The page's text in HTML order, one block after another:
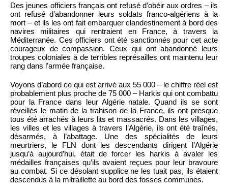
Des jeunes officiers français ont refusé d’obéir aux ordres – ils
ont refusé d’abandonner leurs soldats franco-algériens à la
mort – et ils les ont fait embarquer clandestinement à bord des
navires militaires qui rentraient en France, à travers la
Méditerranée. Ces officiers ont été sanctionnés pour cet acte
courageux de compassion. Ceux qui ont abandonné leurs
troupes coloniales à de terribles représailles ont maintenu leur
rang dans l’armée française.
Voyons d’abord ce qui est arrivé aux 55 000 – le chiffre réel est
probablement plus proche de 75 000 – Harkis qui ont combattu
pour la France dans leur Algérie natale. Quand ils se sont
réveillés le matin de la trahison de la France, ils ont presque
tous été arrachés à leurs lits et massacrés. Dans les villages,
les villes et les villages à travers l’Algérie, ils ont été traînés,
désarmés, à l’abattage. Une des spécialités de leurs
meurtriers, le FLN dont les descendants dirigent l’Algérie
jusqu’à aujourd’hui, était de forcer les harkis à avaler les
médailles françaises qu’ils avaient reçues pour leur bravoure
au combat. Si ce désolant supplice ne les tuait pas, ils étaient
descendus à la mitraillette au bord des fosses communes.